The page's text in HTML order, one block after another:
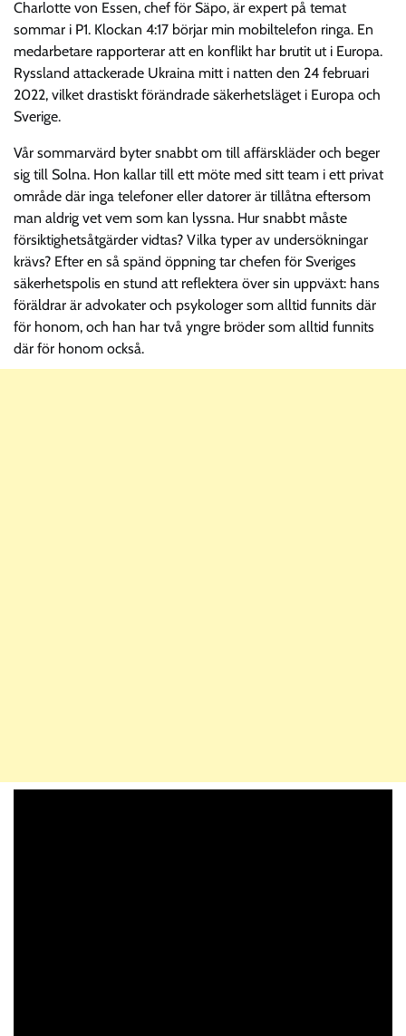
Charlotte von Essen, chef för Säpo, är expert på temat
sommar i P1. Klockan 4:17 börjar min mobiltelefon ringa. En
medarbetare rapporterar att en konflikt har brutit ut i Europa.
Ryssland attackerade Ukraina mitt i natten den 24 februari
2022, vilket drastiskt förändrade säkerhetsläget i Europa och
Sverige.
Vår sommarvärd byter snabbt om till affärskläder och beger
sig till Solna. Hon kallar till ett möte med sitt team i ett privat
område där inga telefoner eller datorer är tillåtna eftersom
man aldrig vet vem som kan lyssna. Hur snabbt måste
försiktighetsåtgärder vidtas? Vilka typer av undersökningar
krävs? Efter en så spänd öppning tar chefen för Sveriges
säkerhetspolis en stund att reflektera över sin uppväxt: hans
föräldrar är advokater och psykologer som alltid funnits där
för honom, och han har två yngre bröder som alltid funnits
där för honom också.